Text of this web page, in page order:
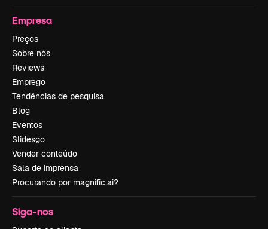
Empresa
Preços
Sobre nós
Reviews
Emprego
Tendências de pesquisa
Blog
Eventos
Slidesgo
Vender conteúdo
Sala de imprensa
Procurando por magnific.ai?
Siga-nos